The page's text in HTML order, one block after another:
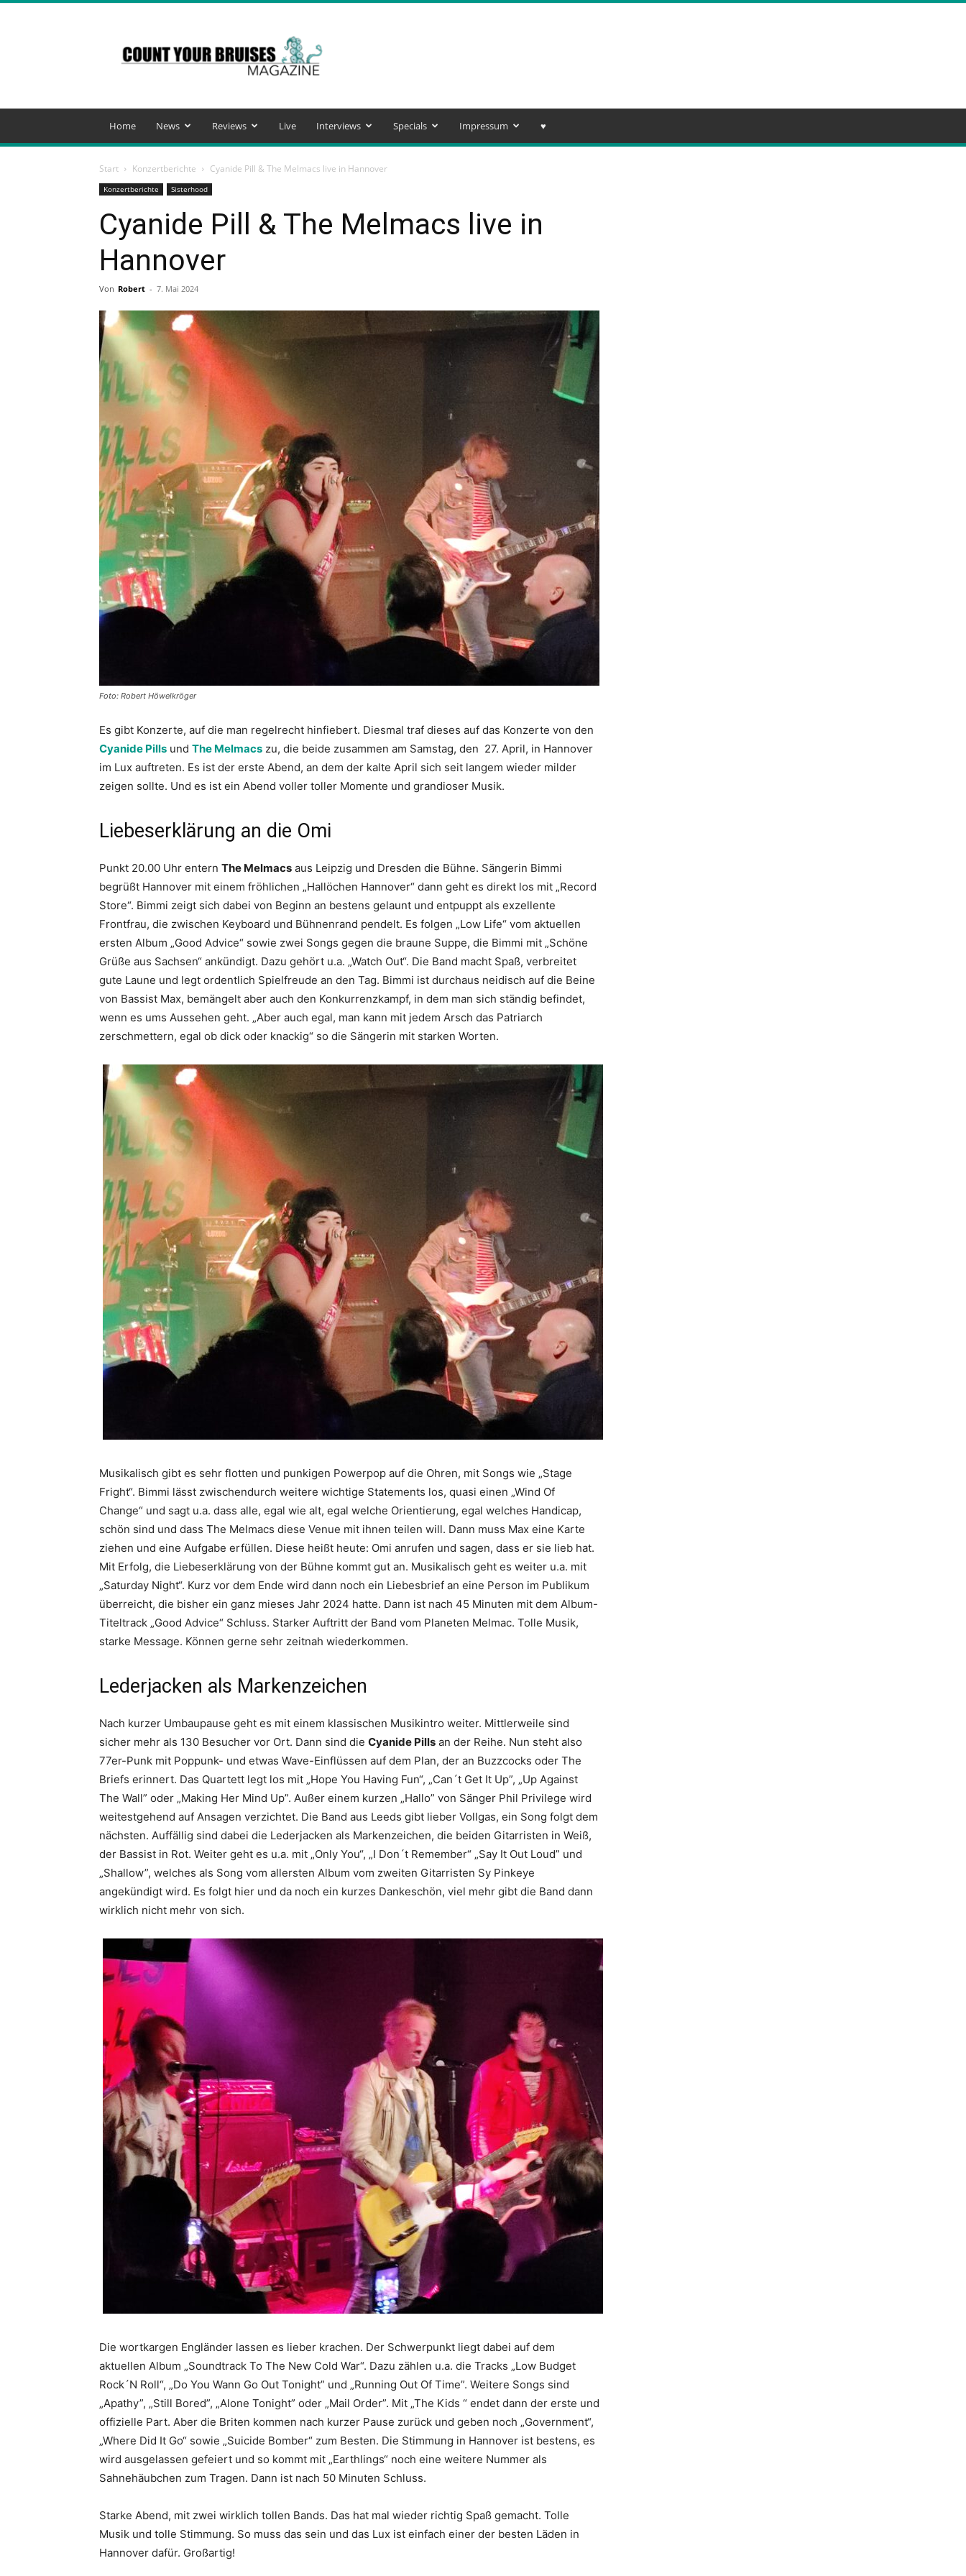
Your
Bruises
Magazine
Home News Reviews Live Interviews Specials Impressum ♥️
Start Konzertberichte Cyanide Pill & The Melmacs live in Hannover
Konzertberichte Sisterhood
Cyanide Pill & The Melmacs live in
Hannover
Von Robert - 7. Mai 2024
Foto: Robert Höwelkröger
Es gibt Konzerte, auf die man regelrecht hinfiebert. Diesmal traf dieses auf das Konzerte von den
Cyanide Pills und The Melmacs zu, die beide zusammen am Samstag, den 27. April, in Hannover
im Lux auftreten. Es ist der erste Abend, an dem der kalte April sich seit langem wieder milder
zeigen sollte. Und es ist ein Abend voller toller Momente und grandioser Musik.
Liebeserklärung an die Omi
Punkt 20.00 Uhr entern The Melmacs aus Leipzig und Dresden die Bühne. Sängerin Bimmi
begrüßt Hannover mit einem fröhlichen „Hallöchen Hannover“ dann geht es direkt los mit „Record
Store“. Bimmi zeigt sich dabei von Beginn an bestens gelaunt und entpuppt als exzellente
Frontfrau, die zwischen Keyboard und Bühnenrand pendelt. Es folgen „Low Life“ vom aktuellen
ersten Album „Good Advice“ sowie zwei Songs gegen die braune Suppe, die Bimmi mit „Schöne
Grüße aus Sachsen“ ankündigt. Dazu gehört u.a. „Watch Out“. Die Band macht Spaß, verbreitet
gute Laune und legt ordentlich Spielfreude an den Tag. Bimmi ist durchaus neidisch auf die Beine
von Bassist Max, bemängelt aber auch den Konkurrenzkampf, in dem man sich ständig befindet,
wenn es ums Aussehen geht. „Aber auch egal, man kann mit jedem Arsch das Patriarch
zerschmettern, egal ob dick oder knackig“ so die Sängerin mit starken Worten.
Musikalisch gibt es sehr flotten und punkigen Powerpop auf die Ohren, mit Songs wie „Stage
Fright“. Bimmi lässt zwischendurch weitere wichtige Statements los, quasi einen „Wind Of
Change“ und sagt u.a. dass alle, egal wie alt, egal welche Orientierung, egal welches Handicap,
schön sind und dass The Melmacs diese Venue mit ihnen teilen will. Dann muss Max eine Karte
ziehen und eine Aufgabe erfüllen. Diese heißt heute: Omi anrufen und sagen, dass er sie lieb hat.
Mit Erfolg, die Liebeserklärung von der Bühne kommt gut an. Musikalisch geht es weiter u.a. mit
„Saturday Night“. Kurz vor dem Ende wird dann noch ein Liebesbrief an eine Person im Publikum
überreicht, die bisher ein ganz mieses Jahr 2024 hatte. Dann ist nach 45 Minuten mit dem Album-
Titeltrack „Good Advice“ Schluss. Starker Auftritt der Band vom Planeten Melmac. Tolle Musik,
starke Message. Können gerne sehr zeitnah wiederkommen.
Lederjacken als Markenzeichen
Nach kurzer Umbaupause geht es mit einem klassischen Musikintro weiter. Mittlerweile sind
sicher mehr als 130 Besucher vor Ort. Dann sind die Cyanide Pills an der Reihe. Nun steht also
77er-Punk mit Poppunk- und etwas Wave-Einflüssen auf dem Plan, der an Buzzcocks oder The
Briefs erinnert. Das Quartett legt los mit „Hope You Having Fun“, „Can´t Get It Up”, „Up Against
The Wall” oder „Making Her Mind Up”. Außer einem kurzen „Hallo” von Sänger Phil Privilege wird
weitestgehend auf Ansagen verzichtet. Die Band aus Leeds gibt lieber Vollgas, ein Song folgt dem
nächsten. Auffällig sind dabei die Lederjacken als Markenzeichen, die beiden Gitarristen in Weiß,
der Bassist in Rot. Weiter geht es u.a. mit „Only You“, „I Don´t Remember“ „Say It Out Loud” und
„Shallow”, welches als Song vom allersten Album vom zweiten Gitarristen Sy Pinkeye
angekündigt wird. Es folgt hier und da noch ein kurzes Dankeschön, viel mehr gibt die Band dann
wirklich nicht mehr von sich.
Die wortkargen Engländer lassen es lieber krachen. Der Schwerpunkt liegt dabei auf dem
aktuellen Album „Soundtrack To The New Cold War“. Dazu zählen u.a. die Tracks „Low Budget
Rock´N Roll“, „Do You Wann Go Out Tonight” und „Running Out Of Time”. Weitere Songs sind
„Apathy”, „Still Bored”, „Alone Tonight” oder „Mail Order”. Mit „The Kids “ endet dann der erste und
offizielle Part. Aber die Briten kommen nach kurzer Pause zurück und geben noch „Government“,
„Where Did It Go“ sowie „Suicide Bomber“ zum Besten. Die Stimmung in Hannover ist bestens, es
wird ausgelassen gefeiert und so kommt mit „Earthlings“ noch eine weitere Nummer als
Sahnehäubchen zum Tragen. Dann ist nach 50 Minuten Schluss.
Starke Abend, mit zwei wirklich tollen Bands. Das hat mal wieder richtig Spaß gemacht. Tolle
Musik und tolle Stimmung. So muss das sein und das Lux ist einfach einer der besten Läden in
Hannover dafür. Großartig!